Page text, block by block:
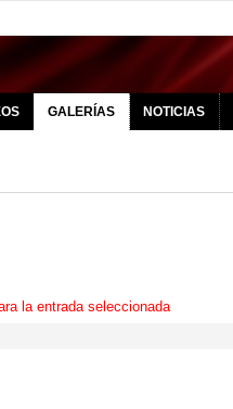
GALERÍAS NOTICIAS
la entrada seleccionada